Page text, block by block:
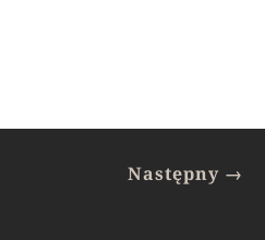
Następny →